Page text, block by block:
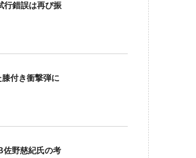
行錯誤は再び振
付き衝撃弾に
佐野慈紀氏の考